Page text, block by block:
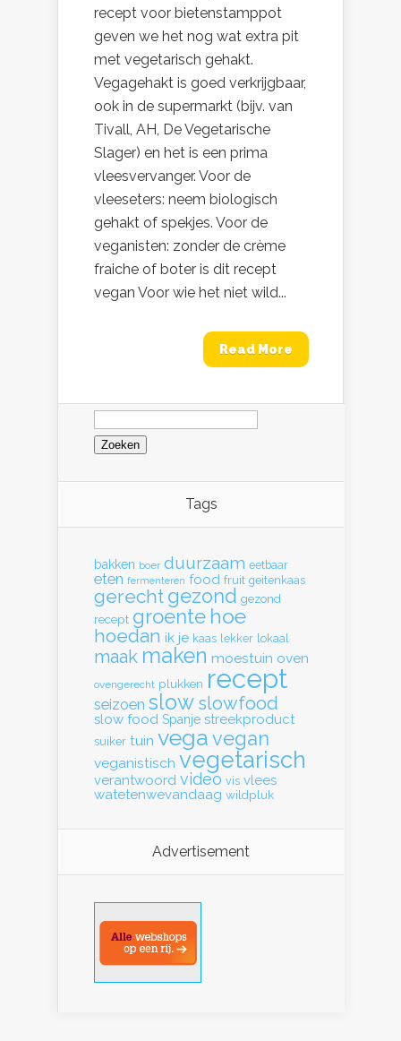
recept voor bietenstamppot
geven we het nog wat extra pit
met vegetarisch gehakt.
Vegagehakt is goed verkrijgbaar,
ook in de supermarkt (bijv. van
Tivall, AH, De Vegetarische
Slager) en het is een prima
vleesvervanger. Voor de
vleeseters: neem biologisch
gehakt of spekjes. Voor de
veganisten: zonder de crème
fraiche of boter is dit recept
vegan Voor wie het niet wild...
Read More
Zoeken
naar:
Tags
bakken boer duurzaam eetbaar
eten fermenteren food fruit geitenkaas
gerecht gezond gezond
recept groente hoe
hoedan ik je kaas lekker lokaal
maak maken moestuin oven
ovengerecht plukken recept
seizoen slow slowfood
slow food Spanje streekproduct
suiker tuin vega vegan
veganistisch vegetarisch
verantwoord video vis vlees
watetenwevandaag wildpluk
Advertisement